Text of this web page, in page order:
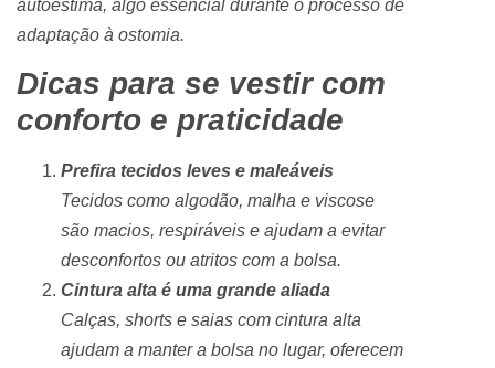
autoestima, algo essencial durante o processo de
adaptação à ostomia.
Dicas para se vestir com
conforto e praticidade
Prefira tecidos leves e maleáveis
Tecidos como algodão, malha e viscose
são macios, respiráveis e ajudam a evitar
desconfortos ou atritos com a bolsa.
Cintura alta é uma grande aliada
Calças, shorts e saias com cintura alta
ajudam a manter a bolsa no lugar, oferecem